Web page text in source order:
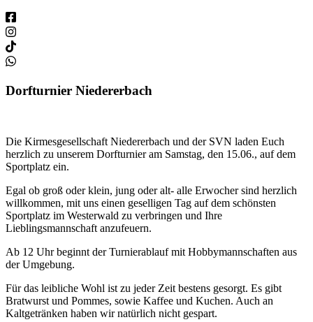
Dorfturnier Niedererbach
Die Kirmesgesellschaft Niedererbach und der SVN laden Euch
herzlich zu unserem Dorfturnier am Samstag, den 15.06., auf dem
Sportplatz ein.
Egal ob groß oder klein, jung oder alt- alle Erwocher sind herzlich
willkommen, mit uns einen geselligen Tag auf dem schönsten
Sportplatz im Westerwald zu verbringen und Ihre
Lieblingsmannschaft anzufeuern.
Ab 12 Uhr beginnt der Turnierablauf mit Hobbymannschaften aus
der Umgebung.
Für das leibliche Wohl ist zu jeder Zeit bestens gesorgt. Es gibt
Bratwurst und Pommes, sowie Kaffee und Kuchen. Auch an
Kaltgetränken haben wir natürlich nicht gespart.